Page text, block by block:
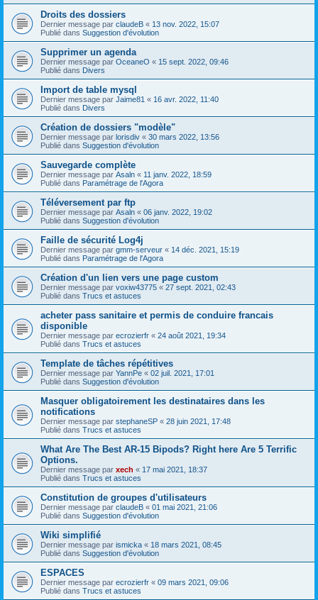
Droits des dossiers
Dernier message par claudeB « 13 nov. 2022, 15:07
Publié dans Suggestion d'évolution
Supprimer un agenda
Dernier message par OceaneO « 15 sept. 2022, 09:46
Publié dans Divers
Import de table mysql
Dernier message par Jaime81 « 16 avr. 2022, 11:40
Publié dans Divers
Création de dossiers "modèle"
Dernier message par lorisdiv « 30 mars 2022, 13:56
Publié dans Suggestion d'évolution
Sauvegarde complète
Dernier message par Asaln « 11 janv. 2022, 18:59
Publié dans Paramétrage de l'Agora
Téléversement par ftp
Dernier message par Asaln « 06 janv. 2022, 19:02
Publié dans Suggestion d'évolution
Faille de sécurité Log4j
Dernier message par gmm-serveur « 14 déc. 2021, 15:19
Publié dans Paramétrage de l'Agora
Création d'un lien vers une page custom
Dernier message par voxiw43775 « 27 sept. 2021, 02:43
Publié dans Trucs et astuces
acheter pass sanitaire et permis de conduire francais
disponible
Dernier message par ecrozierfr « 24 août 2021, 19:34
Publié dans Trucs et astuces
Template de tâches répétitives
Dernier message par YannPe « 02 juil. 2021, 17:01
Publié dans Suggestion d'évolution
Masquer obligatoirement les destinataires dans les
notifications
Dernier message par stephaneSP « 28 juin 2021, 17:48
Publié dans Trucs et astuces
What Are The Best AR-15 Bipods? Right here Are 5 Terrific
Options.
Dernier message par xech « 17 mai 2021, 18:37
Publié dans Trucs et astuces
Constitution de groupes d'utilisateurs
Dernier message par claudeB « 01 mai 2021, 21:06
Publié dans Suggestion d'évolution
Wiki simplifié
Dernier message par ismicka « 18 mars 2021, 08:45
Publié dans Suggestion d'évolution
ESPACES
Dernier message par ecrozierfr « 09 mars 2021, 09:06
Publié dans Trucs et astuces